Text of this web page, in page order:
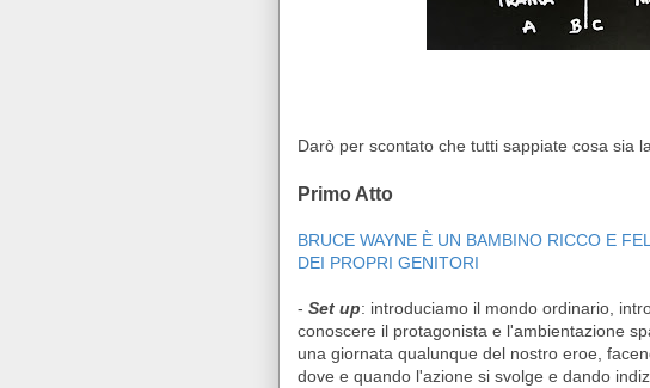
Darò per scontato che tutti sappiate cosa sia la
Primo Atto
BRUCE WAYNE È UN BAMBINO RICCO E
DEI PROPRI GENITORI
- Set up: introduciamo il mondo ordinario,
conoscere il protagonista e l'ambientazione
una giornata qualunque del nostro eroe,
dove e quando l'azione si svolge e dando